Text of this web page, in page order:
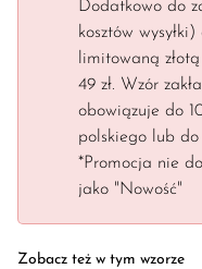
Dodatkowo do
kosztów
limitowaną
49 zł. Wzór
obowiązuje do
polskiego lub
*Promocja nie
jako "Nowość"
Zobacz też w tym wzorze